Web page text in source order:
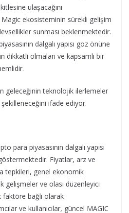
ulaşacağını
ekosisteminin sürekli gelişim
sunması beklenmektedir.
dalgalı yapısı göz önüne
dikkatli olmaları ve kapsamlı bir
geleceğinin teknolojik ilerlemeler
ifade ediyor.
para piyasasının dalgalı yapısı
Fiyatlar, arz ve
tepkileri, genel ekonomik
ve olası düzenleyici
bağlı olarak
ve kullanıcılar, güncel MAGIC